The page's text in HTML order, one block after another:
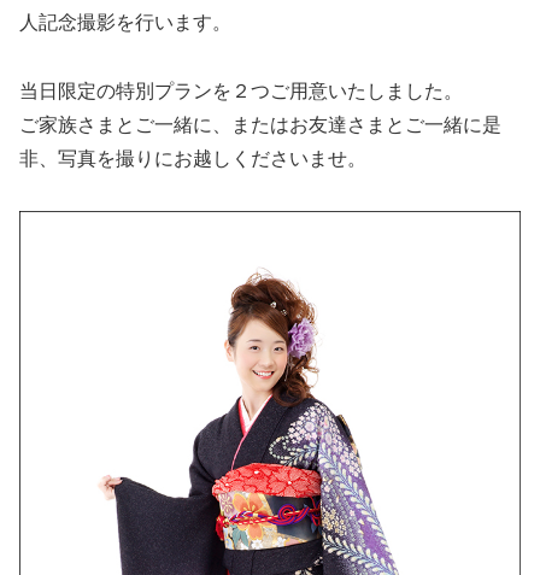
人記念撮影を行います。
当日限定の特別プランを２つご用意いたしました。
ご家族さまとご一緒に、またはお友達さまとご一緒に是
非、写真を撮りにお越しくださいませ。